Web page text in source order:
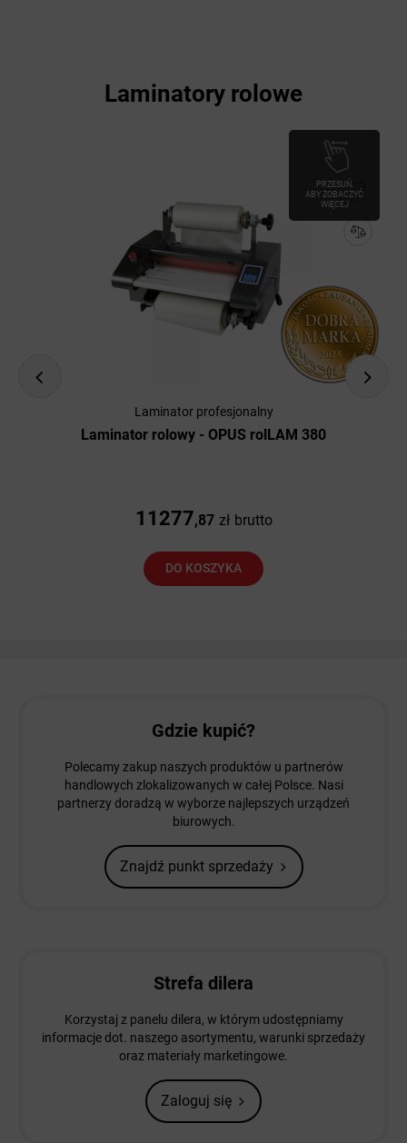
Laminatory rolowe
Laminator profesjonalny
Laminator rolowy - OPUS rolLAM 380
11277,87 zł brutto
DO KOSZYKA
PRZESUŃ,
ABY ZOBACZYĆ
WIĘCEJ
Gdzie kupić?
Polecamy zakup naszych produktów u partnerów
handlowych zlokalizowanych w całej Polsce. Nasi
partnerzy doradzą w wyborze najlepszych urządzeń
biurowych.
Znajdź punkt sprzedaży
Strefa dilera
Korzystaj z panelu dilera, w którym udostępniamy
informacje dot. naszego asortymentu, warunki sprzedaży
oraz materiały marketingowe.
Zaloguj się